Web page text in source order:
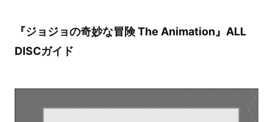
『ジョジョの奇妙な冒険 The Animation』ALL
DISCガイド